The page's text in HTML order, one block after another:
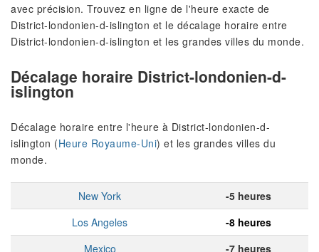
avec précision. Trouvez en ligne de l'heure exacte de
District-londonien-d-islington et le décalage horaire entre
District-londonien-d-islington et les grandes villes du monde.
Décalage horaire District-londonien-d-
islington
Décalage horaire entre l'heure à District-londonien-d-
islington (Heure Royaume-Uni) et les grandes villes du
monde.
New York
-5 heures
Los Angeles
-8 heures
Mexico
-7 heures